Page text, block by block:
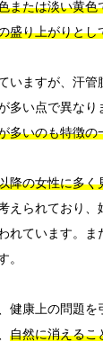
または淡い黄
盛り上がりとし
いますが、汗
多い点で異なり
多いのも特徴の
降の女性に多く
えられており、
れています。ま
。
健康上の問題
自然に消えるこ